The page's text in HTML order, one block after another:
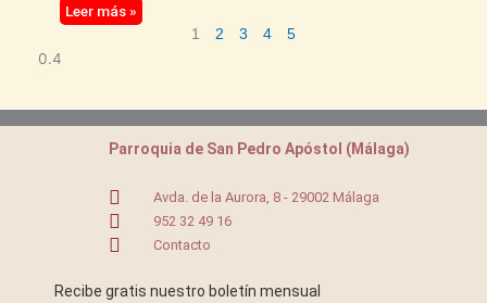
Leer más »
1 2 3 4 5
Parroquia de San Pedro Apóstol (Málaga)
Avda. de la Aurora, 8 - 29002 Málaga
952 32 49 16
Contacto
Recibe gratis nuestro boletín mensual